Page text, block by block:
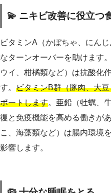
💫 ニキビ改善に役立つ
ビタミンA（かぼちゃ、にん
なターンオーバーを助けます
ウイ、柑橘類など）は抗酸化
す。 ビタミンB群（豚肉、大
ポートします。亜鉛（牡蠣、
復と免疫機能を高める働きが
こ、海藻類など）は腸内環境
影響します。